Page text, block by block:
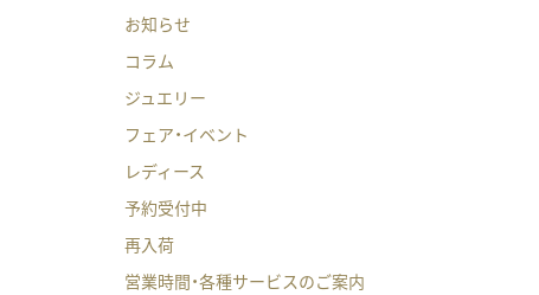
お知らせ
コラム
ジュエリー
フェア・イベント
レディース
予約受付中
再入荷
営業時間・各種サービスのご案内